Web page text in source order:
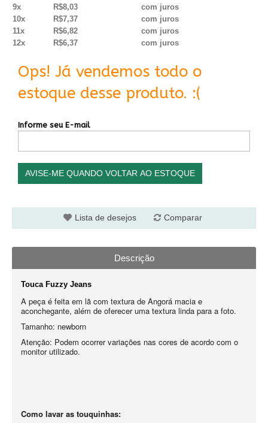
9x
R$8,03
com juros
10x
R$7,37
com juros
11x
R$6,82
com juros
12x
R$6,37 com juros
Ops! Já vendemos todo o
estoque desse produto. :(
Informe seu E-mail
AVISE-ME QUANDO VOLTAR AO ESTOQUE
Lista de desejos Comparar
Descrição
Touca Fuzzy Jeans
A peça é feita em lã com textura de Angorá macia e
aconchegante, além de oferecer uma textura linda para a foto.
Tamanho: newborn
Atenção: Podem ocorrer variações nas cores de acordo com o
monitor utilizado.
Como lavar as touquinhas: